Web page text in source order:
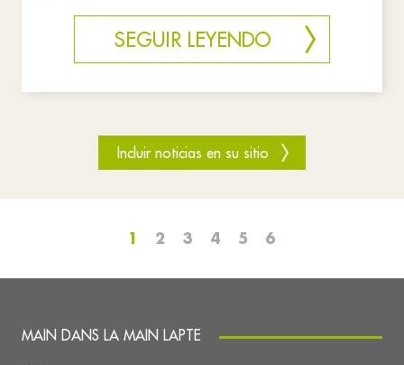
SEGUIR LEYENDO
Incluir noticias en su sitio
1 2 3 4 5 6
MAIN DANS LA MAIN LAPTE